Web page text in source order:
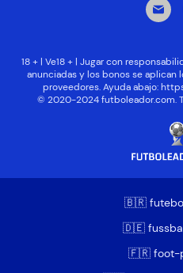
18 + | Ve18 + | Jugar con
anunciadas y los bonos se
proveedores. Ayuda abajo:
© 2020-2024 futboleador.com.
🇧🇷
🇩🇪
🇫🇷 foot-